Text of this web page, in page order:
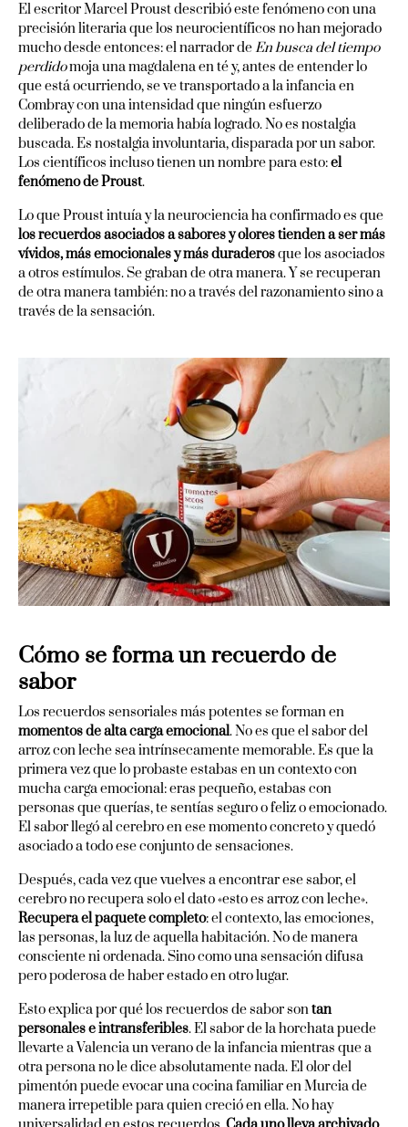
El escritor Marcel Proust describió este fenómeno con una
precisión literaria que los neurocientíficos no han mejorado
mucho desde entonces: el narrador deEn busca del tiempo
perdidomoja una magdalena en té y, antes de entender lo
que está ocurriendo, se ve transportado a la infancia en
Combray con una intensidad que ningún esfuerzo
deliberado de la memoria había logrado. No es nostalgia
buscada. Es nostalgia involuntaria, disparada por un sabor.
Los científicos incluso tienen un nombre para esto:el
fenómeno de Proust.
Lo que Proust intuía y la neurociencia ha confirmado es que
los recuerdos asociados a sabores y olores tienden a ser más
vívidos, más emocionales y más duraderosque los asociados
a otros estímulos. Se graban de otra manera. Y se recuperan
de otra manera también: no a través del razonamiento sino a
través de la sensación.
Cómo se forma un recuerdo de
sabor
Los recuerdos sensoriales más potentes se forman en
momentos de alta carga emocional. No es que el sabor del
arroz con leche sea intrínsecamente memorable. Es que la
primera vez que lo probaste estabas en un contexto con
mucha carga emocional: eras pequeño, estabas con
personas que querías, te sentías seguro o feliz o emocionado.
El sabor llegó al cerebro en ese momento concreto y quedó
asociado a todo ese conjunto de sensaciones.
Después, cada vez que vuelves a encontrar ese sabor, el
cerebro no recupera solo el dato «esto es arroz con leche».
Recupera el paquete completo: el contexto, las emociones,
las personas, la luz de aquella habitación. No de manera
consciente ni ordenada. Sino como una sensación difusa
pero poderosa de haber estado en otro lugar.
Esto explica por qué los recuerdos de sabor sontan
personales e intransferibles. El sabor de la horchata puede
llevarte a Valencia un verano de la infancia mientras que a
otra persona no le dice absolutamente nada. El olor del
pimentón puede evocar una cocina familiar en Murcia de
manera irrepetible para quien creció en ella. No hay